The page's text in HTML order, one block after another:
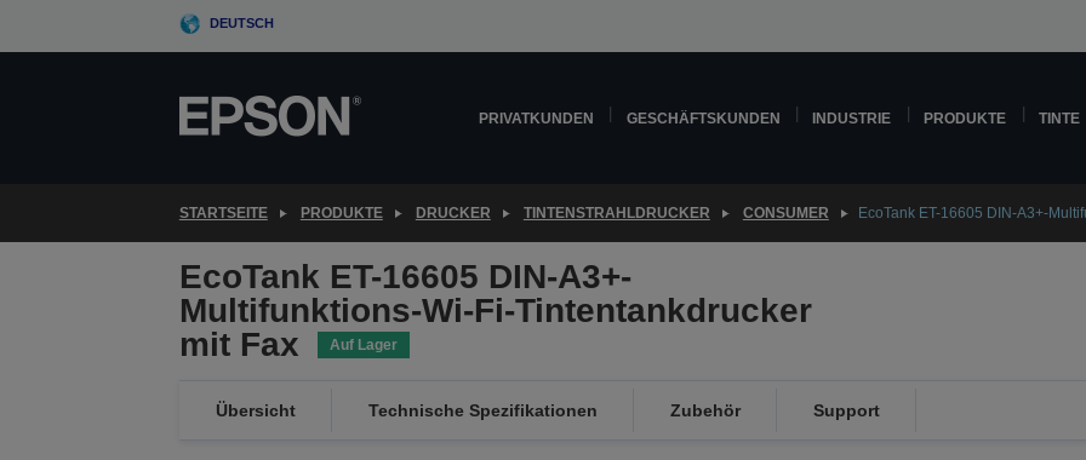
DEUTSCH
PRIVATKUNDEN GESCHÄFTSKUNDEN INDUSTRIE PRODUKTE TINTE
STARTSEITE PRODUKTE DRUCKER TINTENSTRAHLDRUCKER CONSUMER EcoTank ET-16605 DIN-A3+-
EcoTank ET-16605 DIN-A3+-
Multifunktions-Wi-Fi-Tintentankdrucker
mit Fax
Auf Lager
Übersicht Technische Spezifikationen Zubehör Support